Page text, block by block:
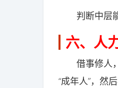
判断中层能
六、人
借事修人，
“成年人”，然